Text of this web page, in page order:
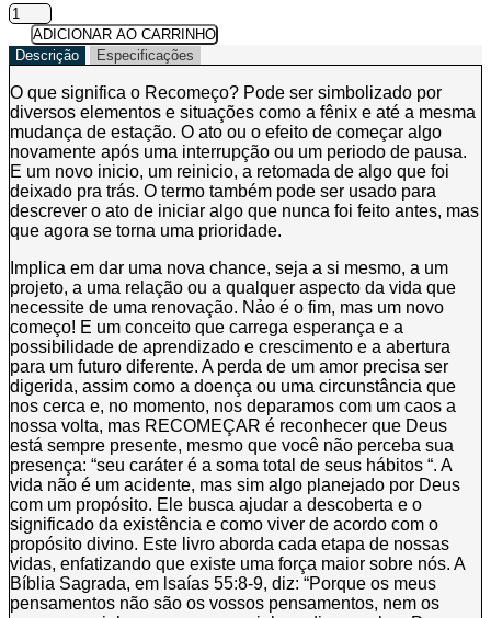
O
Recomeço
quantidade
ADICIONAR AO CARRINHO
Descrição
Especificações
O que significa o Recomeço? Pode ser simbolizado por
diversos elementos e situações como a fênix e até a mesma
mudança de estação. O ato ou o efeito de começar algo
novamente após uma interrupção ou um periodo de pausa.
E um novo inicio, um reinicio, a retomada de algo que foi
deixado pra trás. O termo também pode ser usado para
descrever o ato de iniciar algo que nunca foi feito antes, mas
que agora se torna uma prioridade.
Implica em dar uma nova chance, seja a si mesmo, a um
projeto, a uma relação ou a qualquer aspecto da vida que
necessite de uma renovação. Nảo é o fim, mas um novo
começo! E um conceito que carrega esperança e a
possibilidade de aprendizado e crescimento e a abertura
para um futuro diferente. A perda de um amor precisa ser
digerida, assim como a doença ou uma circunstância que
nos cerca e, no momento, nos deparamos com um caos a
nossa volta, mas RECOMEÇAR é reconhecer que Deus
está sempre presente, mesmo que você não perceba sua
presença: “seu caráter é a soma total de seus hábitos “. A
vida não é um acidente, mas sim algo planejado por Deus
com um propósito. Ele busca ajudar a descoberta e o
significado da existência e como viver de acordo com o
propósito divino. Este livro aborda cada etapa de nossas
vidas, enfatizando que existe uma força maior sobre nós. A
Bíblia Sagrada, em lsaías 55:8-9, diz: “Porque os meus
pensamentos não são os vossos pensamentos, nem os